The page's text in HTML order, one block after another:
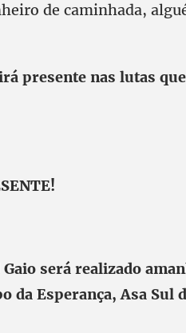
de caminhada,
presente nas lutas
será realizado
da Esperança, Asa Sul